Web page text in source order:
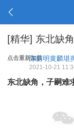
[精华] 东北缺
点击重新加载陈蔚明黄麟堪
2021-10-21
东北缺角，子嗣难